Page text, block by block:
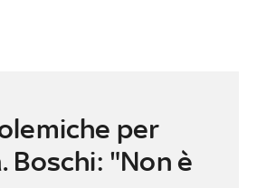
per
Boschi: "Non è